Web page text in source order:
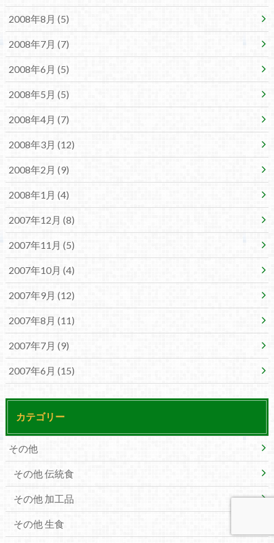
2008年8月 (5)
2008年7月 (7)
2008年6月 (5)
2008年5月 (5)
2008年4月 (7)
2008年3月 (12)
2008年2月 (9)
2008年1月 (4)
2007年12月 (8)
2007年11月 (5)
2007年10月 (4)
2007年9月 (12)
2007年8月 (11)
2007年7月 (9)
2007年6月 (15)
カテゴリー
その他
その他 伝統食
その他 加工品
その他 生食